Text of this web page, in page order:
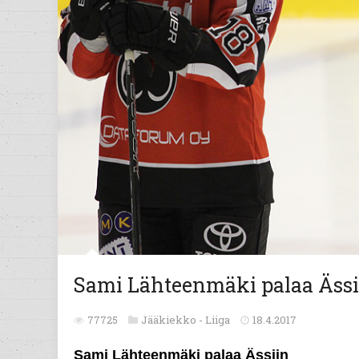
Sami Lähteenmäki palaa
77725 Jääkiekko - Liiga 18.4.2017
Sami Lähteenmäki palaa Ässiin